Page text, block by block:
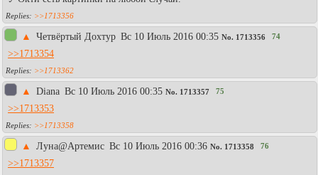
>>1713356
▲ Четвёртый Дохтур Вc 10 Июль 2016 00:35 No. 1713356 74
>>1713354
>>1713362
▲ Diаna Вc 10 Июль 2016 00:35 No. 1713357 75
>>1713353
>>1713358
▲ Луна@Артемис Вc 10 Июль 2016 00:36 No. 1713358 76
>>1713357